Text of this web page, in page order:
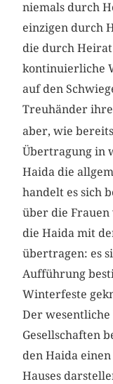
niemals durch
einzigen durch
die durch
kontinuierliche
auf den
Treuhänder
aber, wie
Übertragung in
Haida die
handelt es sich
über die Frauen
die Haida mit
übertragen: es
Aufführung
Winterfeste
Der
Gesellschaften
den Haida
Hauses